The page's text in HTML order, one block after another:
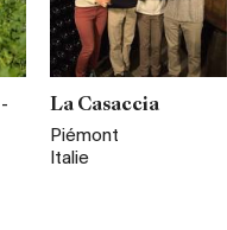
La Casaccia
Piémont
Italie